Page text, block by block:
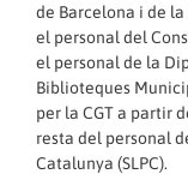
de Barcelona i de
el personal del
el personal de la
Biblioteques
per la CGT a partir
resta del personal
Catalunya (SLPC).